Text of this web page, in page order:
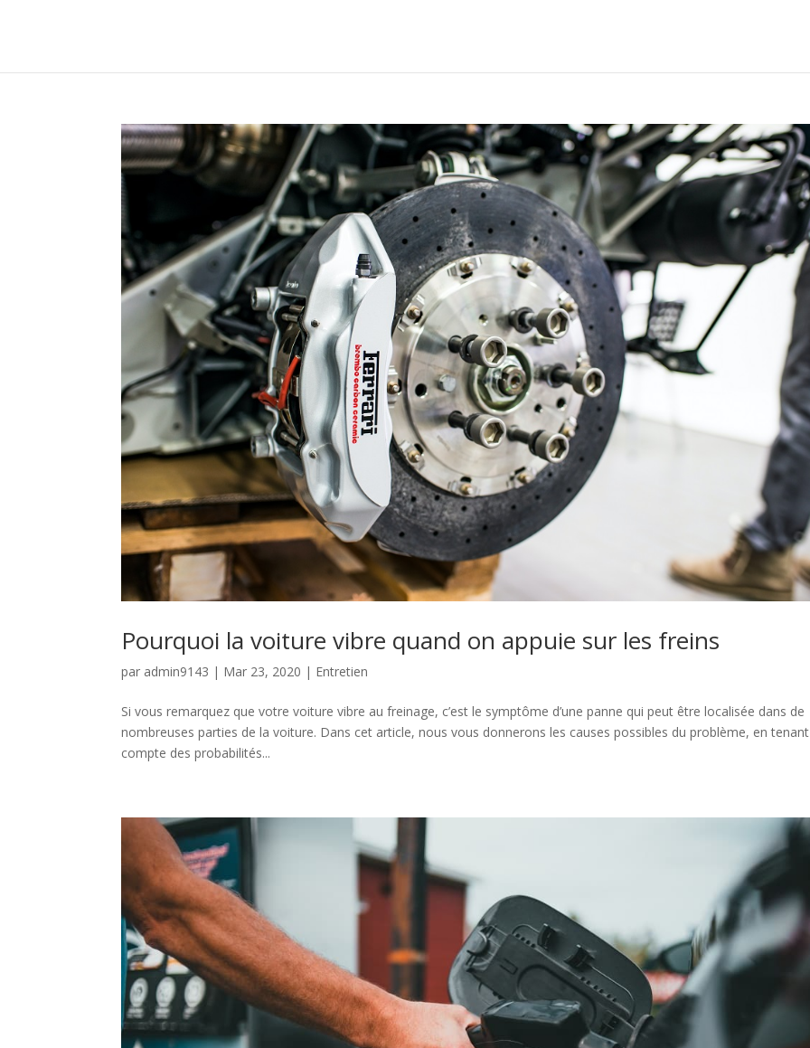
Pourquoi la voiture vibre quand on appuie sur les freins
par admin9143 | Mar 23, 2020 | Entretien
Si vous remarquez que votre voiture vibre au freinage, c’est le symptôme d’une panne qui peut être localisée dans de
nombreuses parties de la voiture. Dans cet article, nous vous donnerons les causes possibles du problème, en tenant
compte des probabilités...